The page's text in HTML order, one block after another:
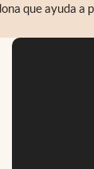
que ayuda a